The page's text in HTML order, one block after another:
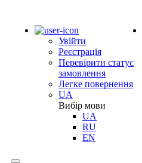
Увійти
Реєстрація
Перевірити статус
замовлення
Легке повернення
UA
Вибір мови
UA
RU
EN